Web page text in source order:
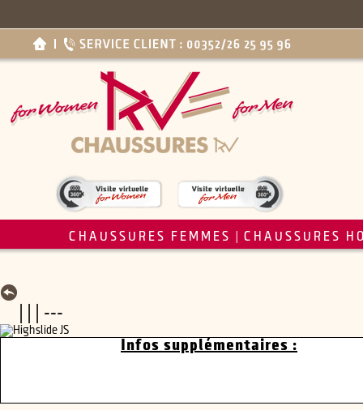
CHAUSSURES FEMMES CHAUSSURES
| | | ---
Infos supplémentaires :